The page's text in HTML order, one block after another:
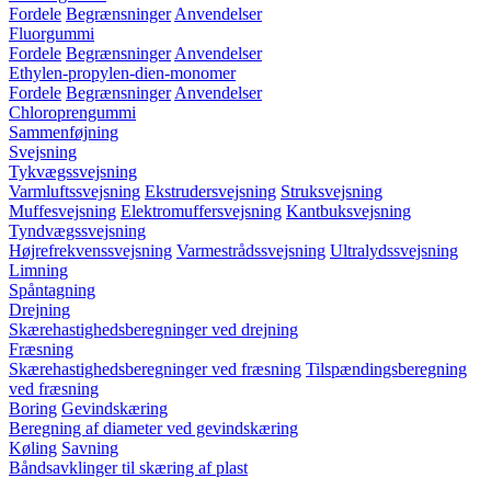
Fordele Begrænsninger Anvendelser
Fluorgummi
Fordele Begrænsninger Anvendelser
Ethylen-propylen-dien-monomer
Fordele Begrænsninger Anvendelser
Chloroprengummi
Sammenføjning
Svejsning
Tykvægssvejsning
Varmluftssvejsning Ekstrudersvejsning Struksvejsning
Muffesvejsning Elektromuffersvejsning Kantbuksvejsning
Tyndvægssvejsning
Højrefrekvenssvejsning Varmestrådssvejsning Ultralydssvejsning
Limning
Spåntagning
Drejning
Skærehastighedsberegninger ved drejning
Fræsning
Skærehastighedsberegninger ved fræsning Tilspændingsberegning
ved fræsning
Boring Gevindskæring
Beregning af diameter ved gevindskæring
Køling Savning
Båndsavklinger til skæring af plast